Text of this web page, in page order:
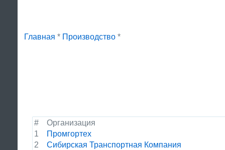
Главная * Производство *
#
Организация
1
Промгортех
2
Сибирская Транспортная Компания